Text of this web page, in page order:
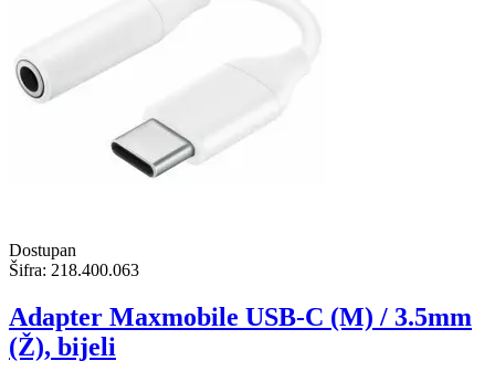
Dostupan
Šifra: 218.400.063
Adapter Maxmobile USB-C (M) / 3.5mm
(Ž), bijeli